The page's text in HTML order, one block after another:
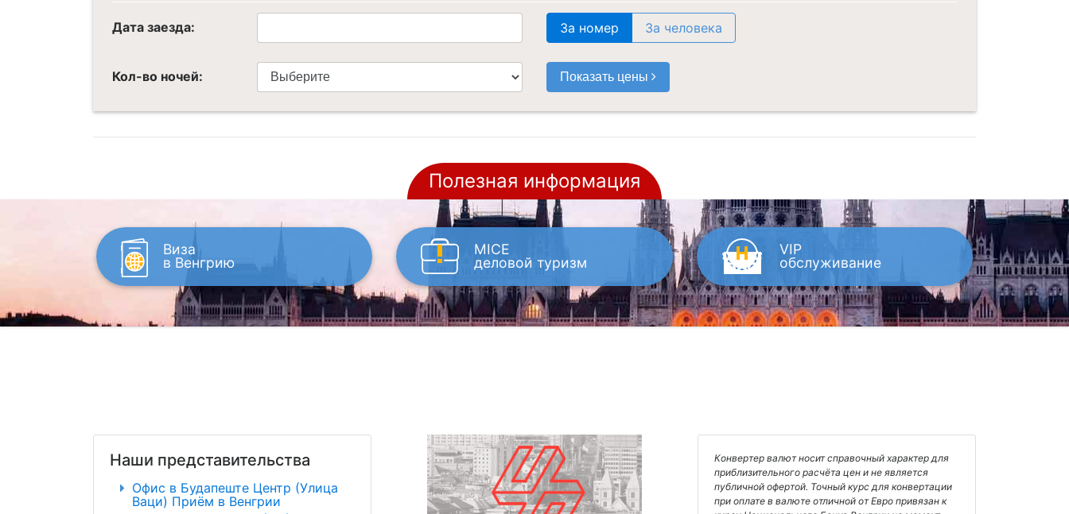
Дата заезда:
Кол-во ночей:
За номер За человека
Показать цены
Полезная информация
Виза
в Венгрию
MICE
деловой туризм
VIP
обслуживание
Наши представительства
Офис в Будапеште Центр (Улица
Ваци) Приём в Венгрии
Конвертер валют носит справочный характер для
приблизительного расчёта цен и не является
публичной офертой. Точный курс для конвертации
при оплате в валюте отличной от Евро привязан к